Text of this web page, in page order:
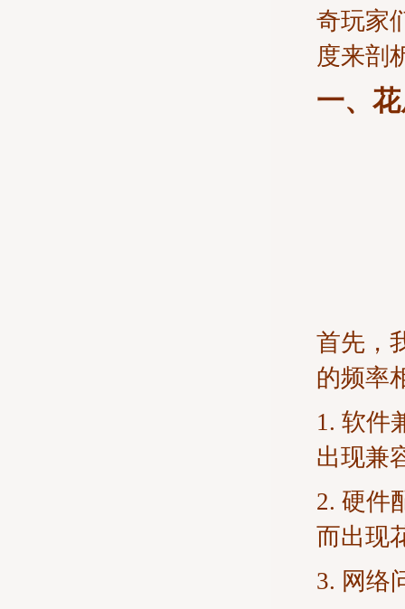
奇玩家
度来剖
一、
首先，
的频率
1. 软件
出现兼
2. 硬件
而出现
3. 网络